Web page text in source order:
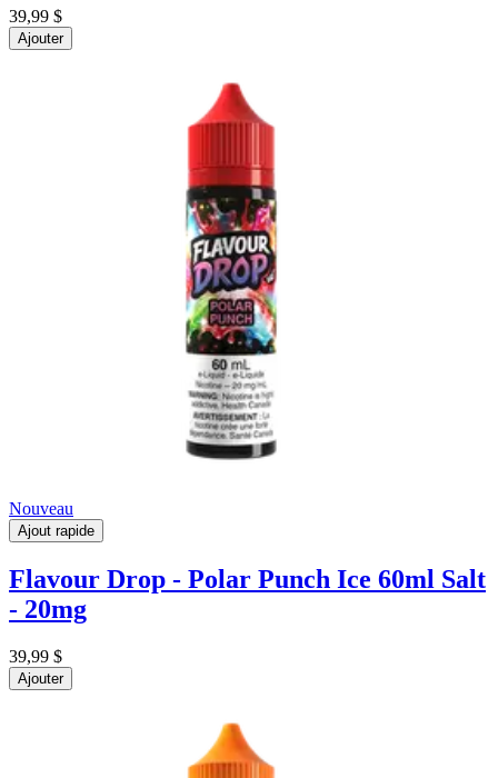
39,99 $
Ajouter
Nouveau
Ajout rapide
Flavour Drop - Polar Punch Ice 60ml Salt
- 20mg
39,99 $
Ajouter